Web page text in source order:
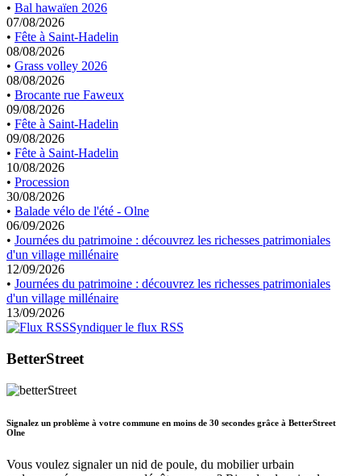
• Bal hawaïen 2026
07/08/2026
• Fête à Saint-Hadelin
08/08/2026
• Grass volley 2026
08/08/2026
• Brocante rue Faweux
09/08/2026
• Fête à Saint-Hadelin
09/08/2026
• Fête à Saint-Hadelin
10/08/2026
• Procession
30/08/2026
• Balade vélo de l'été - Olne
06/09/2026
• Journées du patrimoine : découvrez les richesses patrimoniales
d'un village millénaire
12/09/2026
• Journées du patrimoine : découvrez les richesses patrimoniales
d'un village millénaire
13/09/2026
Syndiquer le flux RSS
BetterStreet
Signalez un problème à votre commune en moins de 30 secondes grâce à BetterStreet
Olne
Vous voulez signaler un nid de poule, du mobilier urbain